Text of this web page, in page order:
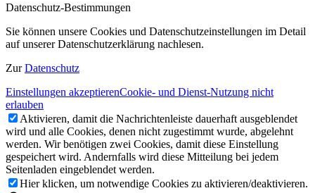
Datenschutz-Bestimmungen
Sie können unsere Cookies und Datenschutzeinstellungen im Detail
auf unserer Datenschutzerklärung nachlesen.
ZurDatenschutz
Einstellungen akzeptierenCookie- und Dienst-Nutzung nicht
erlauben
Aktivieren, damit die Nachrichtenleiste dauerhaft ausgeblendet
wird und alle Cookies, denen nicht zugestimmt wurde, abgelehnt
werden. Wir benötigen zwei Cookies, damit diese Einstellung
gespeichert wird. Andernfalls wird diese Mitteilung bei jedem
Seitenladen eingeblendet werden.
Hier klicken, um notwendige Cookies zu aktivieren/deaktivieren.